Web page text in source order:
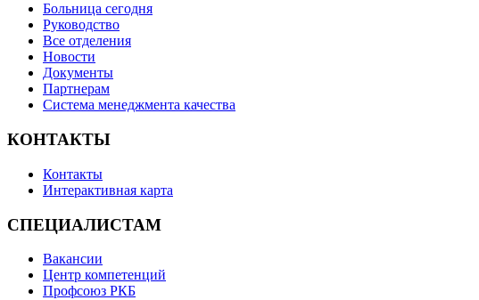
Больница сегодня
Руководство
Все отделения
Новости
Документы
Партнерам
Система менеджмента качества
КОНТАКТЫ
Контакты
Интерактивная карта
СПЕЦИАЛИСТАМ
Вакансии
Центр компетенций
Профсоюз РКБ